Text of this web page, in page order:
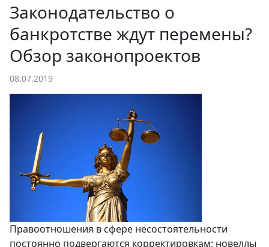
Законодательство о
банкротстве ждут перемены?
Обзор законопроектов
08.07.2019
Правоотношения в сфере несостоятельности
постоянно подвергаются корректировкам: новеллы